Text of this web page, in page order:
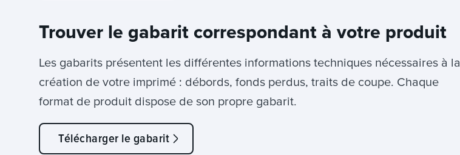
Trouver le gabarit correspondant à votre produit
Les gabarits présentent les différentes informations techniques nécessaires à la
création de votre imprimé : débords, fonds perdus, traits de coupe. Chaque
format de produit dispose de son propre gabarit.
Télécharger le gabarit